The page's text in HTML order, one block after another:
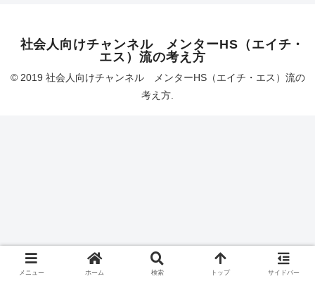
社会人向けチャンネル メンターHS（エイチ・
エス）流の考え方
© 2019 社会人向けチャンネル メンターHS（エイチ・エス）流の
考え方.
メニュー ホーム 検索 トップ サイドバー